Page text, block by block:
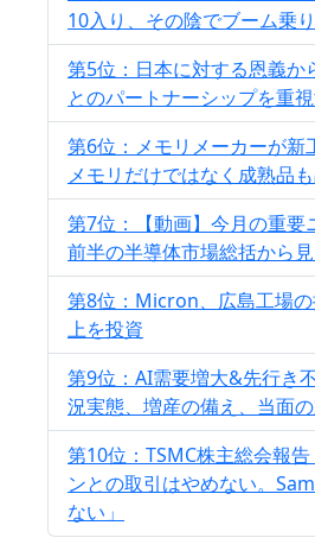
10入り、その陰でブーム乗
第5位：日本に対する恩義か
とのパートナーシップを重
第6位：メモリメーカーが新
メモリだけではなく成熟品
第7位：【動画】今月の重要
前半の半導体市場総括から見
第8位：Micron、広島工場
上を投資
第9位：AI需要増大&先行き
況実態、増産の備え、当面
第10位：TSMC株主総会報
ンとの取引はやめない。
ない」